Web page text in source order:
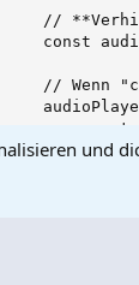
//
const
// Wenn
//
und